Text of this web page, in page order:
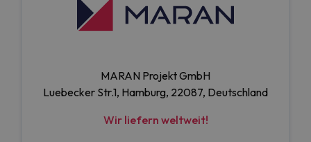
MARAN Projekt GmbH
Luebecker Str.1, Hamburg, 22087, Deutschland
Wir liefern weltweit!